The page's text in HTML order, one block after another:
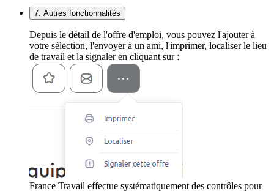
7. Autres fonctionnalités
Depuis le détail de l'offre d'emploi, vous pouvez l'ajouter à
votre sélection, l'envoyer à un ami, l'imprimer, localiser le lieu
de travail et la signaler en cliquant sur :
France Travail effectue systématiquement des contrôles pour